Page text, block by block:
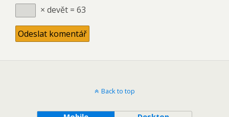
× devět = 63
Back to top